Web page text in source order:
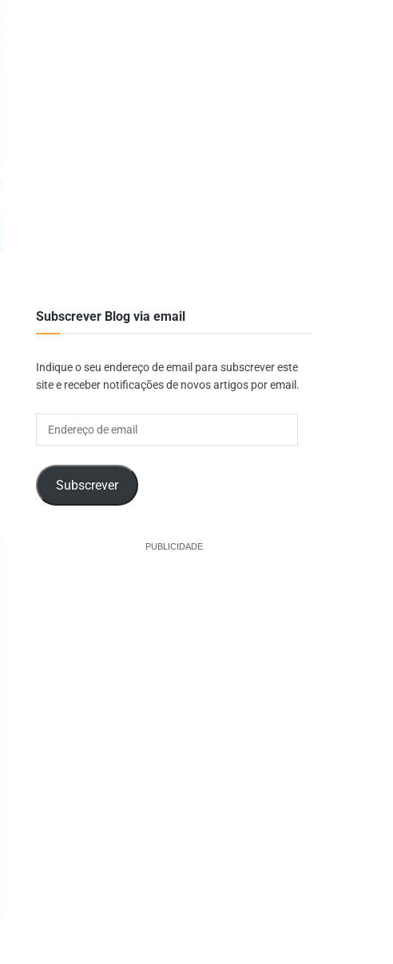
Subscrever Blog via email
Indique o seu endereço de email para subscrever este
site e receber notificações de novos artigos por email.
Subscrever
PUBLICIDADE